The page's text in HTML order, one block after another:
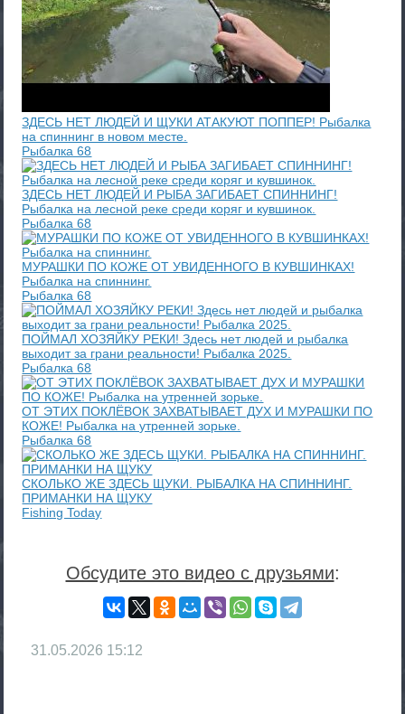
ЗДЕСЬ НЕТ ЛЮДЕЙ И ЩУКИ АТАКУЮТ ПОППЕР! Рыбалка
на спиннинг в новом месте.
Рыбалка 68
ЗДЕСЬ НЕТ ЛЮДЕЙ И РЫБА ЗАГИБАЕТ СПИННИНГ!
Рыбалка на лесной реке среди коряг и кувшинок.
Рыбалка 68
МУРАШКИ ПО КОЖЕ ОТ УВИДЕННОГО В КУВШИНКАХ!
Рыбалка на спиннинг.
Рыбалка 68
ПОЙМАЛ ХОЗЯЙКУ РЕКИ! Здесь нет людей и рыбалка
выходит за грани реальности! Рыбалка 2025.
Рыбалка 68
ОТ ЭТИХ ПОКЛЁВОК ЗАХВАТЫВАЕТ ДУХ И МУРАШКИ ПО
КОЖЕ! Рыбалка на утренней зорьке.
Рыбалка 68
СКОЛЬКО ЖЕ ЗДЕСЬ ЩУКИ. РЫБАЛКА НА СПИННИНГ.
ПРИМАНКИ НА ЩУКУ
Fishing Today
Обсудите это видео с друзьями:
31.05.2026 15:12